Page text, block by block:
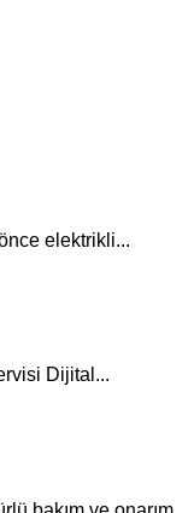
elektrikli...
Dijital...